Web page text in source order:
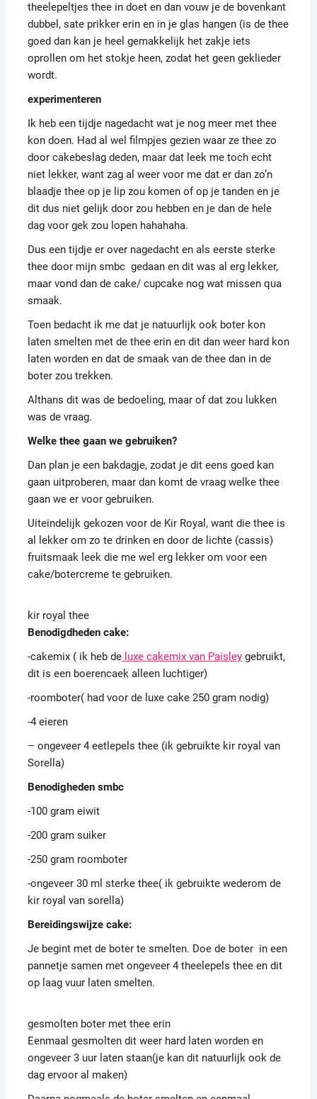
theelepeltjes thee in doet en dan vouw je de bovenkant
dubbel, sate prikker erin en in je glas hangen (is de thee
goed dan kan je heel gemakkelijk het zakje iets
oprollen om het stokje heen, zodat het geen geklieder
wordt.
experimenteren
Ik heb een tijdje nagedacht wat je nog meer met thee
kon doen. Had al wel filmpjes gezien waar ze thee zo
door cakebeslag deden, maar dat leek me toch echt
niet lekker, want zag al weer voor me dat er dan zo’n
blaadje thee op je lip zou komen of op je tanden en je
dit dus niet gelijk door zou hebben en je dan de hele
dag voor gek zou lopen hahahaha.
Dus een tijdje er over nagedacht en als eerste sterke
thee door mijn smbc gedaan en dit was al erg lekker,
maar vond dan de cake/ cupcake nog wat missen qua
smaak.
Toen bedacht ik me dat je natuurlijk ook boter kon
laten smelten met de thee erin en dit dan weer hard kon
laten worden en dat de smaak van de thee dan in de
boter zou trekken.
Althans dit was de bedoeling, maar of dat zou lukken
was de vraag.
Welke thee gaan we gebruiken?
Dan plan je een bakdagje, zodat je dit eens goed kan
gaan uitproberen, maar dan komt de vraag welke thee
gaan we er voor gebruiken.
Uiteindelijk gekozen voor de Kir Royal, want die thee is
al lekker om zo te drinken en door de lichte (cassis)
fruitsmaak leek die me wel erg lekker om voor een
cake/botercreme te gebruiken.
kir royal thee
Benodigdheden cake:
-cakemix ( ik heb deluxe cakemix van Paisleygebruikt,
dit is een boerencaek alleen luchtiger)
-roomboter( had voor de luxe cake 250 gram nodig)
-4 eieren
– ongeveer 4 eetlepels thee (ik gebruikte kir royal van
Sorella)
Benodigheden smbc
-100 gram eiwit
-200 gram suiker
-250 gram roomboter
-ongeveer 30 ml sterke thee( ik gebruikte wederom de
kir royal van sorella)
Bereidingswijze cake:
Je begint met de boter te smelten. Doe de boter in een
pannetje samen met ongeveer 4 theelepels thee en dit
op laag vuur laten smelten.
gesmolten boter met thee erin
Eenmaal gesmolten dit weer hard laten worden en
ongeveer 3 uur laten staan(je kan dit natuurlijk ook de
dag ervoor al maken)